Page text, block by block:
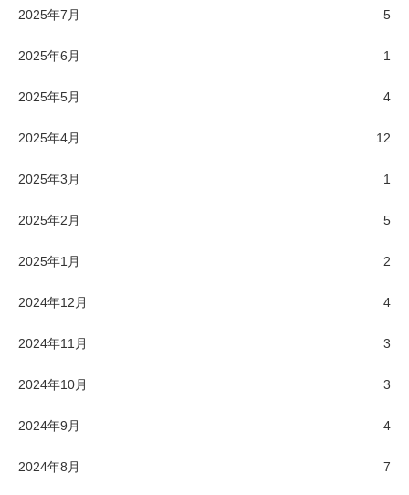
2025年7月 5
2025年6月 1
2025年5月 4
2025年4月 12
2025年3月 1
2025年2月 5
2025年1月 2
2024年12月 4
2024年11月 3
2024年10月 3
2024年9月 4
2024年8月 7